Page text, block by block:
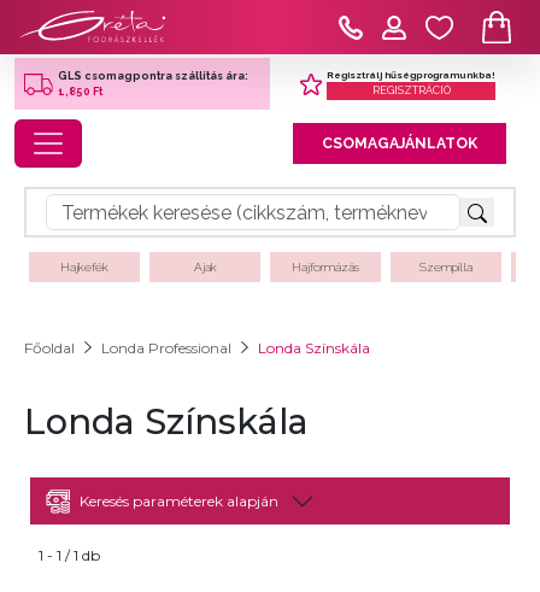
GLS csomagpontra szállítás ára:
1,850 Ft
Regisztrálj hűségprogramunkba!
REGISZTRÁCIÓ
Toggle navigation CSOMAGAJÁNLATOK
Hajkefék Ajak Hajformázás Szempilla
Főoldal Londa Professional Londa Színskála
Londa Színskála
Keresés paraméterek alapján
1 - 1 / 1 db